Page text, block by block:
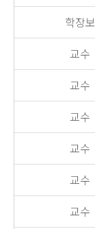
학장보
교수
교수
교수
교수
교수
교수